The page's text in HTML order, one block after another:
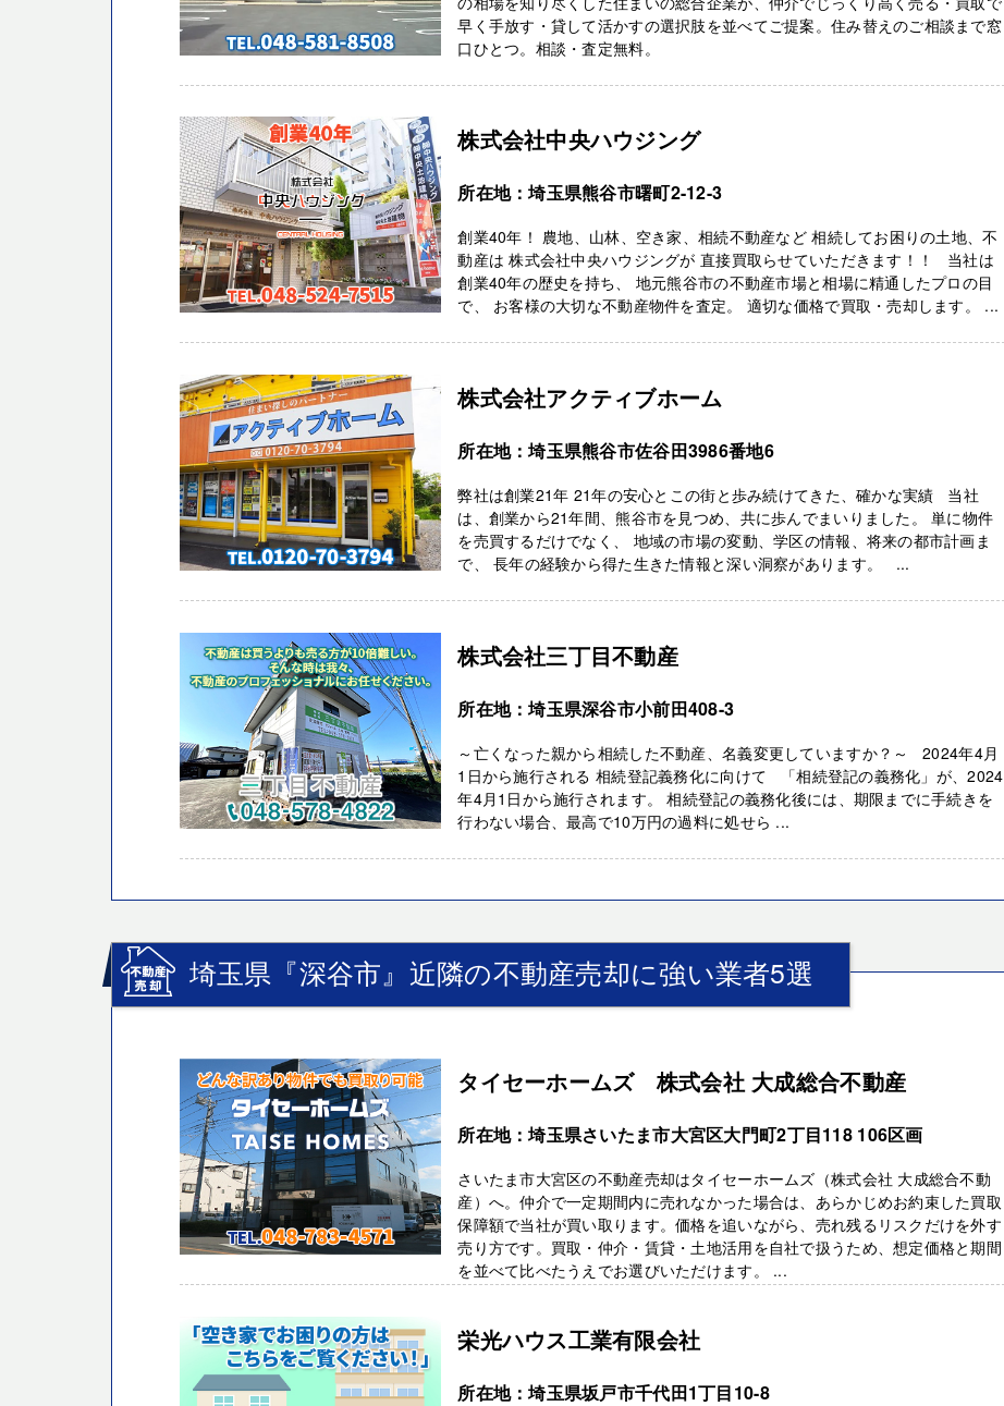
早く手放す・貸して活かすの選択肢を並べてご提案。住み替えのご相談まで窓
口ひとつ。相談・査定無料。
株式会社中央ハウジング
所在地：埼玉県熊谷市曙町2-12-3
創業40年！ 農地、山林、空き家、相続不動産など 相続してお困りの土地、不
動産は 株式会社中央ハウジングが 直接買取らせていただきます！！ 当社は
創業40年の歴史を持ち、 地元熊谷市の不動産市場と相場に精通したプロの目
で、 お客様の大切な不動産物件を査定。 適切な価格で買取・売却します。 ...
株式会社アクティブホーム
所在地：埼玉県熊谷市佐谷田3986番地6
弊社は創業21年 21年の安心とこの街と歩み続けてきた、確かな実績 当社
は、創業から21年間、熊谷市を見つめ、共に歩んでまいりました。 単に物件
を売買するだけでなく、 地域の市場の変動、学区の情報、将来の都市計画ま
で、 長年の経験から得た生きた情報と深い洞察があります。 ...
株式会社三丁目不動産
所在地：埼玉県深谷市小前田408-3
～亡くなった親から相続した不動産、名義変更していますか？～ 2024年4月
1日から施行される 相続登記義務化に向けて 「相続登記の義務化」が、2024
年4月1日から施行されます。 相続登記の義務化後には、期限までに手続きを
行わない場合、最高で10万円の過料に処せら ...
埼玉県『深谷市』近隣の不動産売却に強い業者5選
タイセーホームズ 株式会社 大成総合不動産
所在地：埼玉県さいたま市大宮区大門町2丁目118 106区画
さいたま市大宮区の不動産売却はタイセーホームズ（株式会社 大成総合不動
産）へ。仲介で一定期間内に売れなかった場合は、あらかじめお約束した買取
保障額で当社が買い取ります。価格を追いながら、売れ残るリスクだけを外す
売り方です。買取・仲介・賃貸・土地活用を自社で扱うため、想定価格と期間
を並べて比べたうえでお選びいただけます。 ...
栄光ハウス工業有限会社
所在地：埼玉県坂戸市千代田1丁目10-8